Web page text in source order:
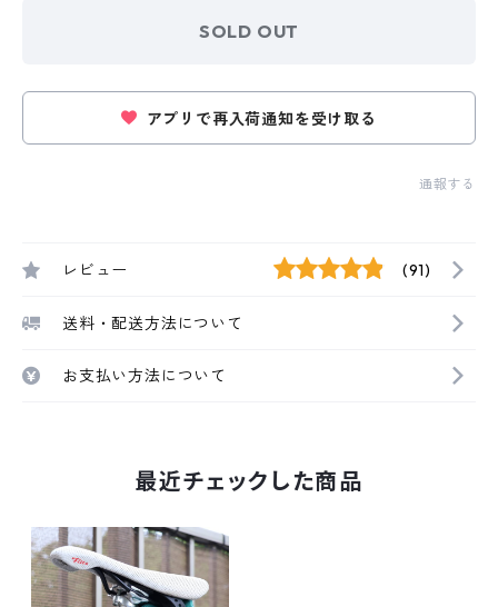
SOLD OUT
アプリで再入荷通知を受け取る
通報する
レビュー (91)
送料・配送方法について
お支払い方法について
最近チェックした商品